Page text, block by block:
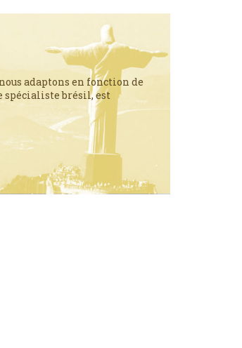
adaptons en fonction de
spécialiste brésil, est